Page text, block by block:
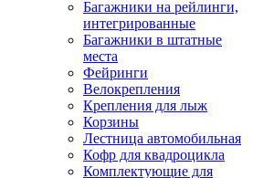
Багажники на рейлинги,
интегрированные
Багажники в штатные
места
Фейринги
Велокрепления
Крепления для лыж
Корзины
Лестница автомобильная
Кофр для квадроцикла
Комплектующие для